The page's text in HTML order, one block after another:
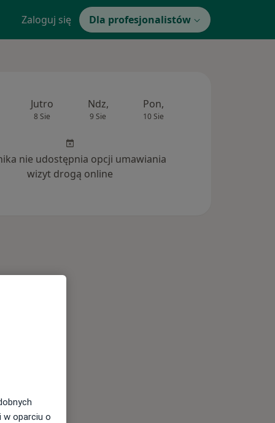
Zaloguj się Dla profesjonalistów
Jutro
8 Sie
Ndz,
9 Sie
Pon,
10 Sie
nie udostępnia opcji umawiania
wizyt drogą online
w oparciu o